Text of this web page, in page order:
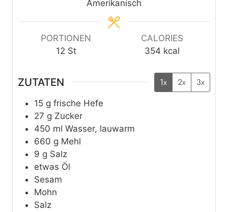
n
Amerikanisch
PORTIONEN
12 St
CALORIES
354 kcal
ZUTATEN 1x 2x 3x
15 g frische Hefe
27 g Zucker
450 ml Wasser, lauwarm
660 g Mehl
9 g Salz
etwas Öl
Sesam
Mohn
Salz